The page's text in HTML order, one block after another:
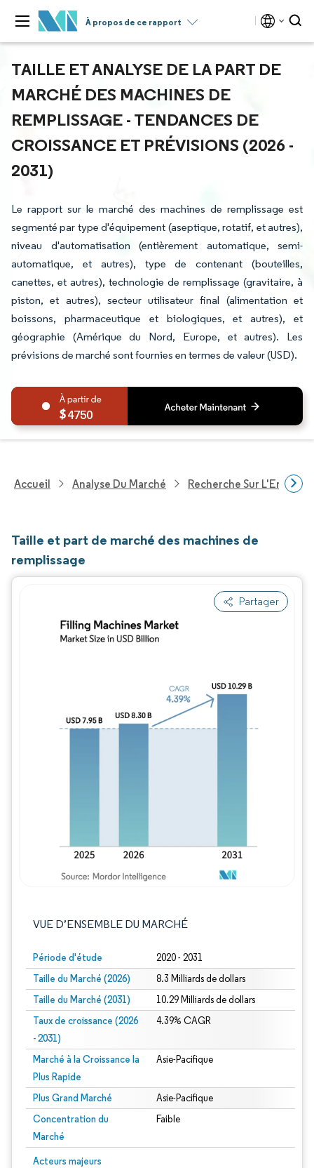
À propos de ce rapport
TAILLE ET ANALYSE DE LA PART DE
MARCHÉ DES MACHINES DE
REMPLISSAGE - TENDANCES DE
CROISSANCE ET PRÉVISIONS (2026 -
2031)
Le rapport sur le marché des machines de remplissage est
segmenté par type d'équipement (aseptique, rotatif, et autres),
niveau d'automatisation (entièrement automatique, semi-
automatique, et autres), type de contenant (bouteilles,
canettes, et autres), technologie de remplissage (gravitaire, à
piston, et autres), secteur utilisateur final (alimentation et
boissons, pharmaceutique et biologiques, et autres), et
géographie (Amérique du Nord, Europe, et autres). Les
prévisions de marché sont fournies en termes de valeur (USD).
4750
Accueil Analyse Du Marché Recherche Sur
Taille et part de marché des machines de
remplissage
Partager
VUE D’ENSEMBLE DU MARCHÉ
Période d'étude 2020 - 2031
Taille du Marché (2026) 8.3 Milliards de dollars
Taille du Marché (2031) 10.29 Milliards de dollars
Taux de croissance (2026
- 2031)
4.39% CAGR
Marché à la Croissance la
Plus Rapide
Asie-Pacifique
Plus Grand Marché Asie-Pacifique
Concentration du
Marché
Faible
Acteurs majeurs
Image © Mordor Intelligence. La réutilisation nécessite une attribution sous CC